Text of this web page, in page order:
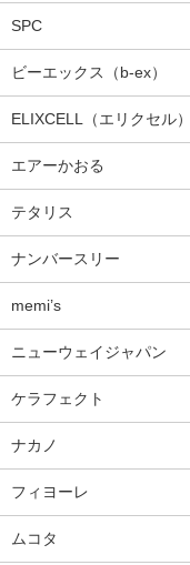
SPC
ビーエックス（b-ex）
ELIXCELL（エリクセル）
エアーかおる
テタリス
ナンバースリー
memi’s
ニューウェイジャパン
ケラフェクト
ナカノ
フィヨーレ
ムコタ